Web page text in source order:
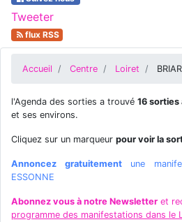
Tweeter
flux RSS
Accueil Centre Loiret
l'Agenda des sorties a trouvé 16 sorties
et ses environs.
Cliquez sur un marqueur pour voir la
Annoncez gratuitementune
ESSONNE
Abonnez vous à notre Newsletter et
programme des manifestations dans le